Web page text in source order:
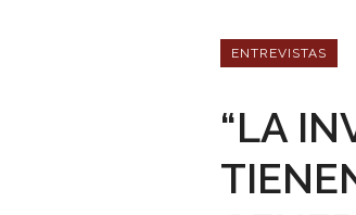
ENTREVISTAS
“LA